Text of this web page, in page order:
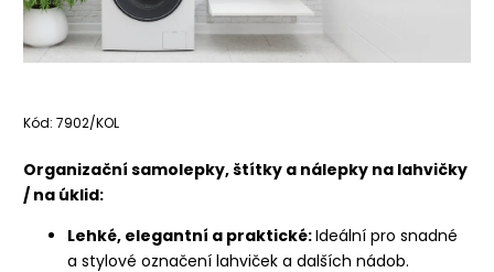
Kód: 7902/KOL
Organizační samolepky, štítky a nálepky na lahvičky
/ na úklid:
Lehké, elegantní a praktické:Ideální pro snadné
a stylové označení lahviček a dalších nádob.